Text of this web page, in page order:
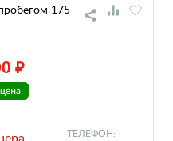
175
₽
ТЕЛЕФОН: